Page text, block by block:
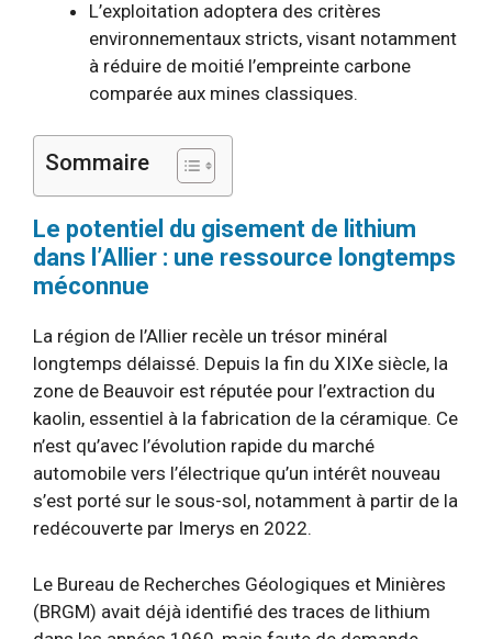
L’exploitation adoptera des critères
environnementaux stricts, visant notamment
à réduire de moitié l’empreinte carbone
comparée aux mines classiques.
Sommaire
Le potentiel du gisement de lithium
dans l’Allier : une ressource longtemps
méconnue
La région de l’Allier recèle un trésor minéral
longtemps délaissé. Depuis la fin du XIXe siècle, la
zone de Beauvoir est réputée pour l’extraction du
kaolin, essentiel à la fabrication de la céramique. Ce
n’est qu’avec l’évolution rapide du marché
automobile vers l’électrique qu’un intérêt nouveau
s’est porté sur le sous-sol, notamment à partir de la
redécouverte par Imerys en 2022.
Le Bureau de Recherches Géologiques et Minières
(BRGM) avait déjà identifié des traces de lithium